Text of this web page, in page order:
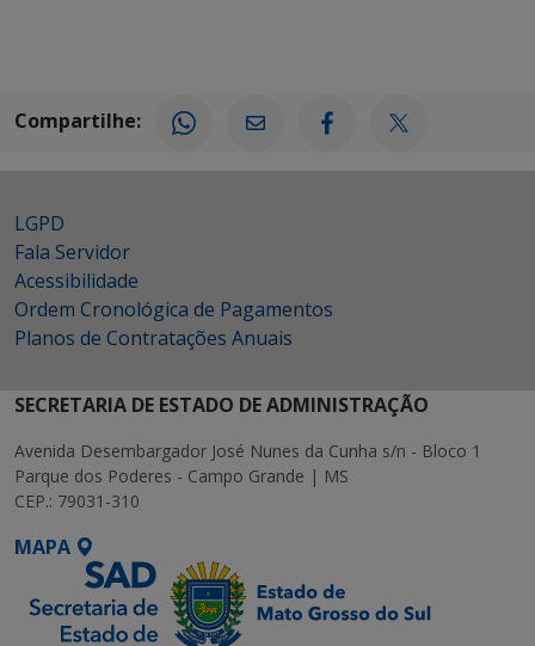
Compartilhe:
LGPD
Fala Servidor
Acessibilidade
Ordem Cronológica de Pagamentos
Planos de Contratações Anuais
SECRETARIA DE ESTADO DE ADMINISTRAÇÃO
Avenida Desembargador José Nunes da Cunha s/n - Bloco 1
Parque dos Poderes - Campo Grande | MS
CEP.: 79031-310
MAPA